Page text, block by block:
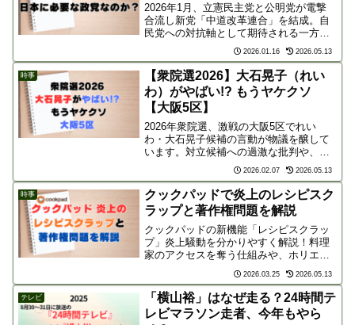
2026年1月、立憲民主党と公明党が電撃
合流し新党「中道改革連合」を結成。自
民党への対抗軸として期待される一方、
保守層からは「対中弱腰外交」への強い
懸念が噴出しています。日本の主権や安
保は守られるのか？新勢力の正体と外交
リスクを詳しく解説します。
2026.01.16 2026.05.13
時事
【衆院選2026】大石晃子（れい
わ）がやばい!? もうヤケクソ
【大阪5区】
2026年衆院選、激戦の大阪5区でれい
わ・大石晃子候補の言動が物議を醸して
います。対立候補への過激な批判や、山
本太郎氏の議員辞職に伴う孤立無援の戦
い。「ヤケクソ」と自認する捨て身の戦
術に、冷ややかな世間の反応や現場の状
況を詳しく解説します。
2026.02.07 2026.05.13
時事
クックパッドで炎上のレシピスク
ラップと著作権問題を解説
クックパッドの新機能「レシピスクラッ
プ」炎上騒動を分かりやすく解説！料理
家のアクセスを奪う仕組みや、ホリエモ
ンとリュウジの著作権論争から見えてく
る「法とモラル」の問題点とは？クリエ
イターの財産であるレシピとプラットフ
ォームのあり方を考察します。
2026.03.25 2026.05.13
テレビ
「横山裕」はなぜ走る？24時間テ
レビマラソン走者、今年もやら